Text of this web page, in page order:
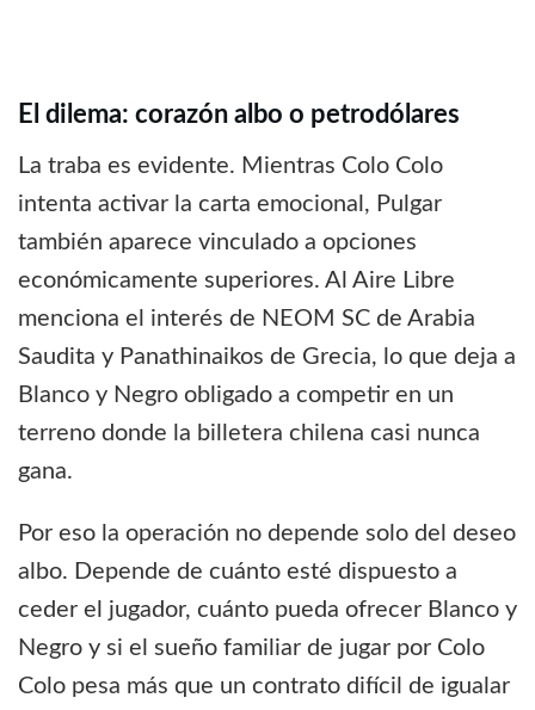
El dilema: corazón albo o petrodólares
La traba es evidente. Mientras Colo Colo
intenta activar la carta emocional, Pulgar
también aparece vinculado a opciones
económicamente superiores. Al Aire Libre
menciona el interés de NEOM SC de Arabia
Saudita y Panathinaikos de Grecia, lo que deja a
Blanco y Negro obligado a competir en un
terreno donde la billetera chilena casi nunca
gana.
Por eso la operación no depende solo del deseo
albo. Depende de cuánto esté dispuesto a
ceder el jugador, cuánto pueda ofrecer Blanco y
Negro y si el sueño familiar de jugar por Colo
Colo pesa más que un contrato difícil de igualar